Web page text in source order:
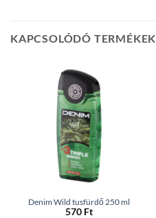
KAPCSOLÓDÓ TERMÉKEK
Denim Wild tusfürdő 250 ml
570 Ft